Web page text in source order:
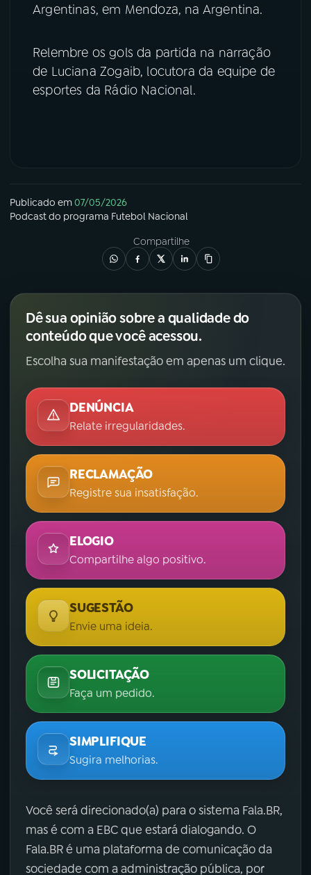
YouTube Facebook
Instagram X
TikTok
Argentinas, em Mendoza, na Argentina.
Relembre os gols da partida na narração
de Luciana Zogaib, locutora da equipe de
esportes da Rádio Nacional.
Publicado em07/05/2026
Podcastdo programa Futebol Nacional
Compartilhe
Dê sua opinião sobre a qualidade do
conteúdo que você acessou.
Escolha sua manifestação em apenas um clique.
DENÚNCIA
Relate irregularidades.
RECLAMAÇÃO
Registre sua insatisfação.
ELOGIO
Compartilhe algo positivo.
SUGESTÃO
Envie uma ideia.
SOLICITAÇÃO
Faça um pedido.
SIMPLIFIQUE
Sugira melhorias.
Você será direcionado(a) para o sistema Fala.BR,
mas é com a EBC que estará dialogando. O
Fala.BR é uma plataforma de comunicação da
sociedade com a administração pública, por